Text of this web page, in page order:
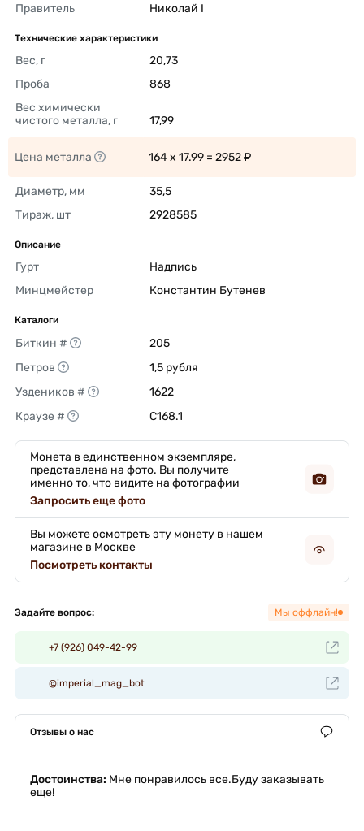
Правитель
Николай I
Технические характеристики
Вес, г
20,73
Проба
868
Вес химически
чистого металла, г
17,99
Цена металла 164 x 17.99 = 2952 ₽
Диаметр, мм
35,5
Тираж, шт
2928585
Описание
Гурт
Надпись
Минцмейстер
Константин Бутенев
Каталоги
Биткин #
205
Петров
1,5 рубля
Уздеников #
1622
Краузе #
C168.1
Монета в единственном экземпляре,
представлена на фото. Вы получите
именно то, что видите на фотографии
Запросить еще фото
Вы можете осмотреть эту монету в нашем
магазине в Москве
Посмотреть контакты
Задайте вопрос: Мы оффлайн!
+7 (926) 049-42-99
@imperial_mag_bot
Отзывы о нас
Достоинства: Мне понравилось все.Буду заказывать
еще!